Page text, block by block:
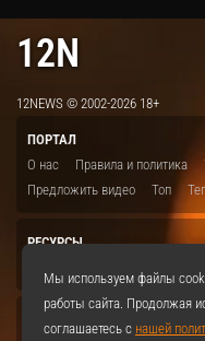
12N
12NEWS © 2002-2026 18+
ПОРТАЛ
О нас
Правила и политика
Предложить видео
Топ
РЕСУРСЫ
Мы используем файлы
работы сайта. Продолжая
соглашаетесь с нашей